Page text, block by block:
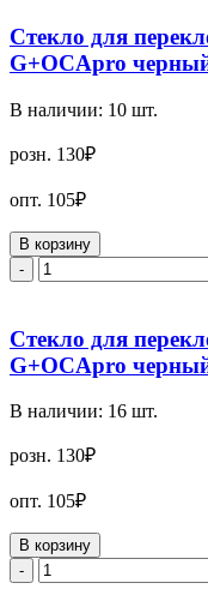
Стекло для
G+OCApro
В наличии: 10 шт.
розн. 130₽
опт. 105₽
В корзину
-
Стекло для
G+OCApro
В наличии: 16 шт.
розн. 130₽
опт. 105₽
В корзину
-